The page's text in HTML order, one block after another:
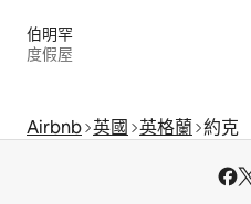
伯明罕
度假屋
Airbnb 英國 英格蘭 約克